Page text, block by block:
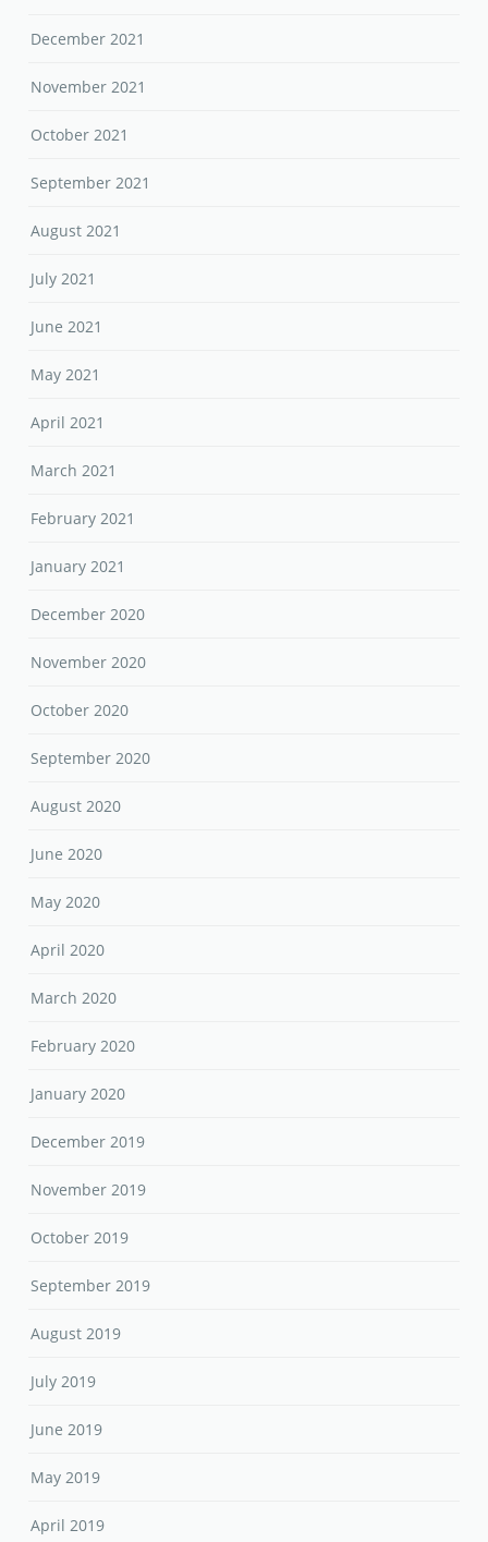
December 2021
November 2021
October 2021
September 2021
August 2021
July 2021
June 2021
May 2021
April 2021
March 2021
February 2021
January 2021
December 2020
November 2020
October 2020
September 2020
August 2020
June 2020
May 2020
April 2020
March 2020
February 2020
January 2020
December 2019
November 2019
October 2019
September 2019
August 2019
July 2019
June 2019
May 2019
April 2019